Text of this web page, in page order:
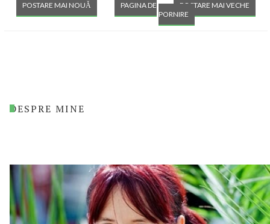
POSTARE MAI NOUĂ POSTARE MAI VECHE
PAGINA DE
PORNIRE
DESPRE MINE